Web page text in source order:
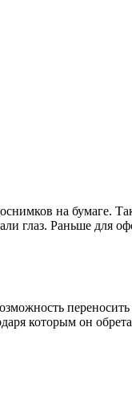
на бумаге.
глаз. Раньше для
которым он